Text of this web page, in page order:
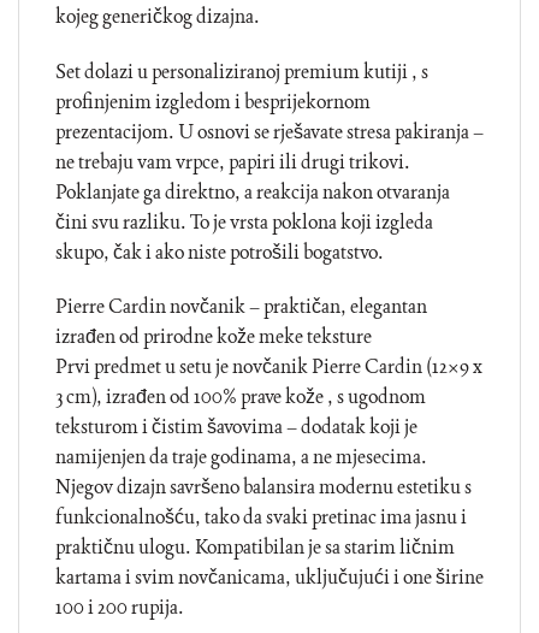
kojeg generičkog dizajna.
Set dolazi u personaliziranoj premium kutiji , s
profinjenim izgledom i besprijekornom
prezentacijom. U osnovi se rješavate stresa pakiranja –
ne trebaju vam vrpce, papiri ili drugi trikovi.
Poklanjate ga direktno, a reakcija nakon otvaranja
čini svu razliku. To je vrsta poklona koji izgleda
skupo, čak i ako niste potrošili bogatstvo.
Pierre Cardin novčanik – praktičan, elegantan
izrađen od prirodne kože meke teksture
Prvi predmet u setu je novčanik Pierre Cardin (12×9 x
3 cm), izrađen od 100% prave kože , s ugodnom
teksturom i čistim šavovima – dodatak koji je
namijenjen da traje godinama, a ne mjesecima.
Njegov dizajn savršeno balansira modernu estetiku s
funkcionalnošću, tako da svaki pretinac ima jasnu i
praktičnu ulogu. Kompatibilan je sa starim ličnim
kartama i svim novčanicama, uključujući i one širine
100 i 200 rupija.